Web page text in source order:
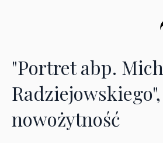
"Portret abp.
Radziejowskiego",
nowożytność